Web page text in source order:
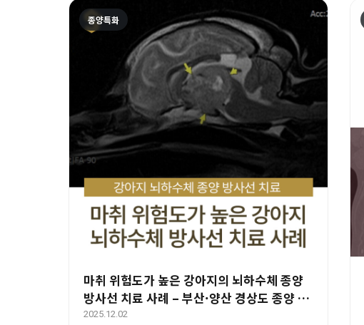
종양특화
마취 위험도가 높은 강아지의 뇌하수체 종양
방사선 치료 사례 – 부산·양산 경상도 종양 전
문 에스동물암센터
2025.12.02